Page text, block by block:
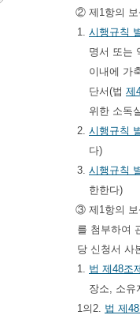
② 제1항의 보
1. 시행규칙
명서 또는
이내에 가
단서(법 제
위한 소독
2. 시행규칙
다)
3. 시행규칙
한한다)
③ 제1항의 보
를 첨부하여
당 신청서 사
1. 법 제48조
장소, 소유
1의2. 법 제